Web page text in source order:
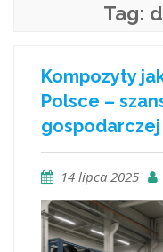
Tag:
Kompozyty
Polsce –
14 lipca 2025